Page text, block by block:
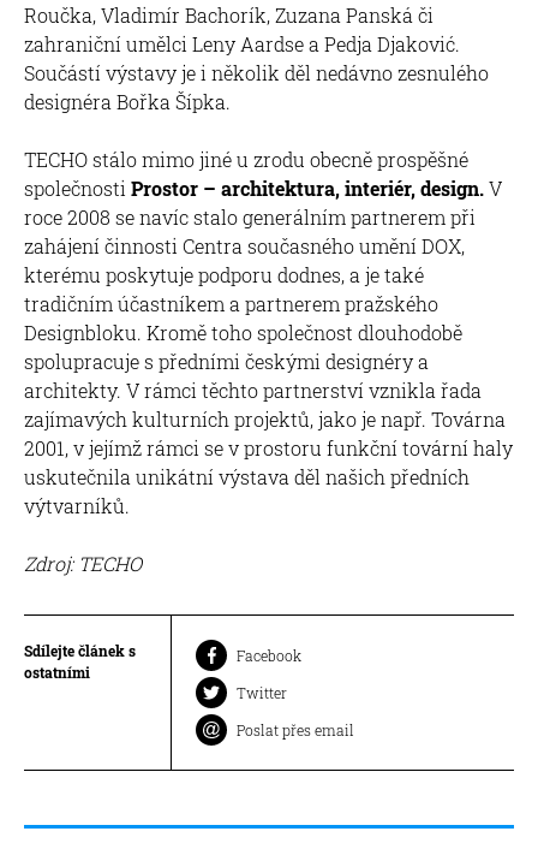
Roučka, Vladimír Bachorík, Zuzana Panská či
zahraniční umělci Leny Aardse a Pedja Djaković.
Součástí výstavy je i několik děl nedávno zesnulého
designéra Bořka Šípka.
TECHO stálo mimo jiné u zrodu obecně prospěšné
společnosti Prostor – architektura, interiér, design.V
roce 2008 se navíc stalo generálním partnerem při
zahájení činnosti Centra současného umění DOX,
kterému poskytuje podporu dodnes, a je také
tradičním účastníkem a partnerem pražského
Designbloku. Kromě toho společnost dlouhodobě
spolupracuje s předními českými designéry a
architekty. V rámci těchto partnerství vznikla řada
zajímavých kulturních projektů, jako je např. Továrna
2001, v jejímž rámci se v prostoru funkční tovární haly
uskutečnila unikátní výstava děl našich předních
výtvarníků.
Zdroj: TECHO
Sdílejte článek s
ostatními
Facebook
Twitter
Poslat přes email